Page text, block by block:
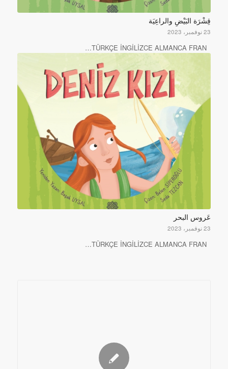
قِشْرَة البَيْضِ والراعِيَة
23 نوفمبر، 2023
عَروس البحر
23 نوفمبر، 2023